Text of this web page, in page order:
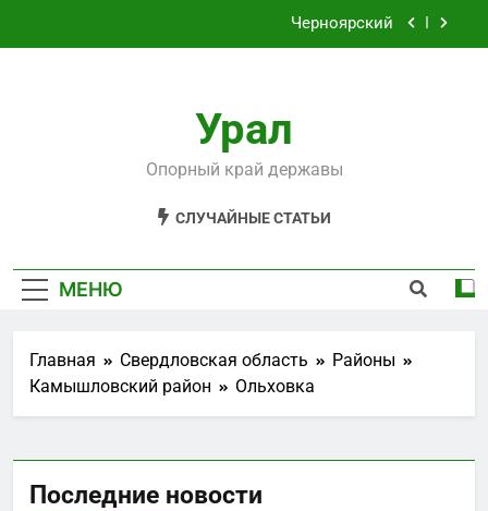
Черноярский
Староуткинск
Черноярский
Урал
Опорный край державы
СЛУЧАЙНЫЕ СТАТЬИ
МЕНЮ
Главная Свердловская область
Районы
Камышловский район
Ольховка
Последние новости